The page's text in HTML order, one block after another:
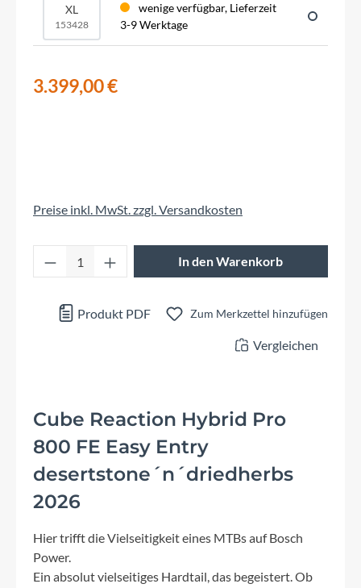
XL
153428
wenige verfügbar, Lieferzeit
3-9 Werktage
3.399,00 €
Preise inkl. MwSt. zzgl. Versandkosten
Produkt Anzahl: Gib den gewünschten
In den Warenkorb
Produkt PDF Zum Merkzettel hinzufügen
Vergleichen
Cube Reaction Hybrid Pro
800 FE Easy Entry
desertstone´n´driedherbs
2026
Hier trifft die Vielseitigkeit eines MTBs auf Bosch
Power.
Ein absolut vielseitiges Hardtail, das begeistert. Ob